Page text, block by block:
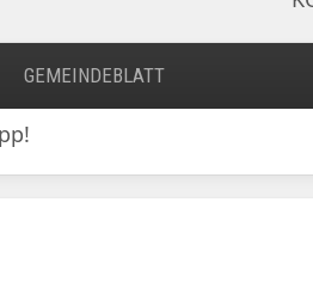
GEMEINDEBLATT